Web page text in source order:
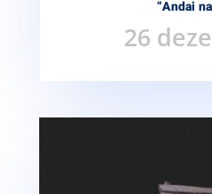
“Andai
26